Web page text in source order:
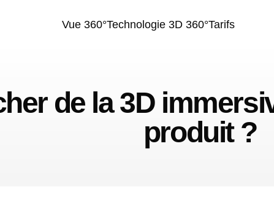
Vue 360°Technologie 3D 360°Tarifs
de la 3D
produit ?